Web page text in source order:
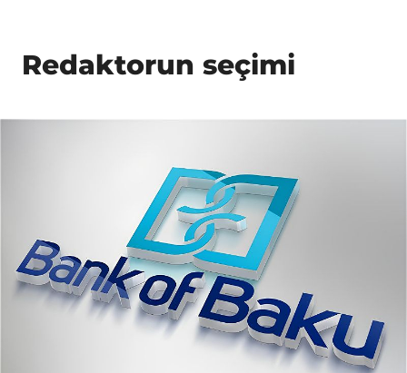
Redaktorun seçimi